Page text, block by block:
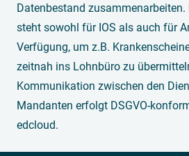
Datenbestand
steht sowohl für IOS als auch für
Verfügung, um z.B.
zeitnah ins Lohnbüro zu
Kommunikation zwischen den
Mandanten erfolgt DSGVO-
edcloud.